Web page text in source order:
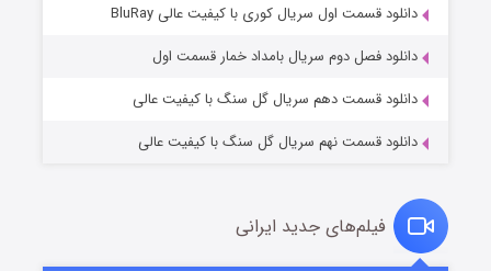
قسمت۲ (زیرنویس) منتشر شد
دانلود قسمت اول سریال کوری با کیفیت عالی BluRay
دانلود فصل دوم سریال بامداد خمار قسمت اول
دانلود قسمت دهم سریال گل سنگ با کیفیت عالی
دانلود قسمت نهم سریال گل سنگ با کیفیت عالی
فیلم‌های جدید ایرانی